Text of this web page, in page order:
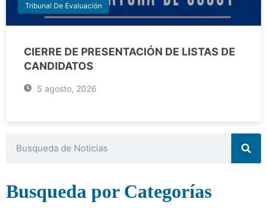
Tribunal De Evaluación
CIERRE DE PRESENTACIÓN DE LISTAS DE
CANDIDATOS
5 agosto, 2026
Busqueda por Categorías